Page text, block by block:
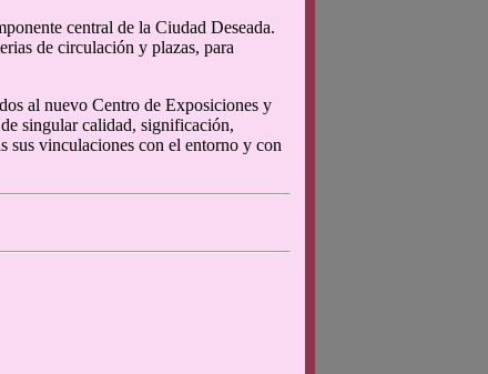
central de la Ciudad Deseada.
de circulación y plazas, para
al nuevo Centro de Exposiciones y
singular calidad, significación,
sus vinculaciones con el entorno y con